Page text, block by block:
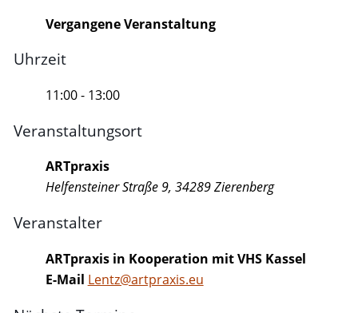
Vergangene Veranstaltung
Uhrzeit
11:00 - 13:00
Veranstaltungsort
ARTpraxis
Helfensteiner Straße 9, 34289 Zierenberg
Veranstalter
ARTpraxis in Kooperation mit VHS Kassel
E-Mail Lentz@artpraxis.eu